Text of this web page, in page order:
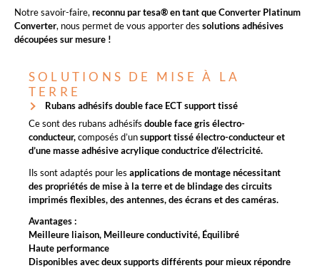
Notre savoir-faire, reconnu par tesa® en tant que Converter Platinum
Converter, nous permet de vous apporter des solutions adhésives
découpées sur mesure !
SOLUTIONS DE MISE À LA
TERRE
Rubans adhésifs double face ECT support tissé
Ce sont des rubans adhésifs double face gris électro-
conducteur,composés d’unsupport tissé électro-conducteur et
d’une masse adhésive acrylique conductrice d’électricité.
Ils sont adaptés pour les applications de montage nécessitant
des propriétés de mise à la terre et de blindage des circuits
imprimés flexibles, des antennes, des écrans et des caméras.
Avantages :
Meilleure liaison, Meilleure conductivité, Équilibré
Haute performance
Disponibles avec deux supports différents pour mieux répondre